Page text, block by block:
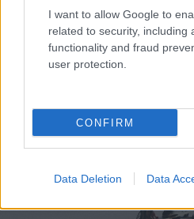
I want to allow Google to
related to security, including
functionality and fraud
user protection.
CONFIRM
Data Deletion Data